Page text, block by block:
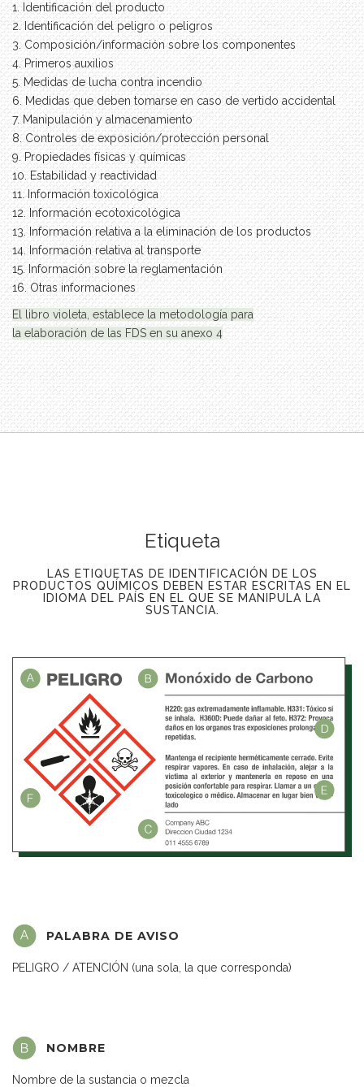
1. Identificación del producto
2. Identificación del peligro o peligros
3. Composición/información sobre los componentes
4. Primeros auxilios
5. Medidas de lucha contra incendio
6. Medidas que deben tomarse en caso de vertido accidental
7. Manipulación y almacenamiento
8. Controles de exposición/protección personal
9. Propiedades físicas y químicas
10. Estabilidad y reactividad
11. Información toxicológica
12. Información ecotoxicológica
13. Información relativa a la eliminación de los productos
14. Información relativa al transporte
15. Información sobre la reglamentación
16. Otras informaciones
El libro violeta, establece la metodología para
la elaboración de las FDS en su anexo 4
Etiqueta
LAS ETIQUETAS DE IDENTIFICACIÓN DE LOS
PRODUCTOS QUÍMICOS DEBEN ESTAR ESCRITAS EN EL
IDIOMA DEL PAÍS EN EL QUE SE MANIPULA LA
SUSTANCIA.
PALABRA DE AVISO
PELIGRO / ATENCIÓN (una sola, la que corresponda)
NOMBRE
Nombre de la sustancia o mezcla